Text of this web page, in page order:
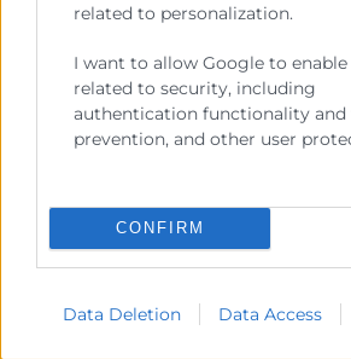
related to personalization.
I want to allow Google to
related to security, including
authentication functionality and
prevention, and other user
CONFIRM
Data Deletion Data Access
27
Octubre
VLC Testing
Jornada